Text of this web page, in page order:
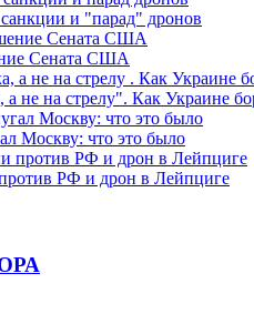
и "парад" дронов
Сената США
не на стрелу". Как Украине
Москву: что это было
РФ и дрон в Лейпциге